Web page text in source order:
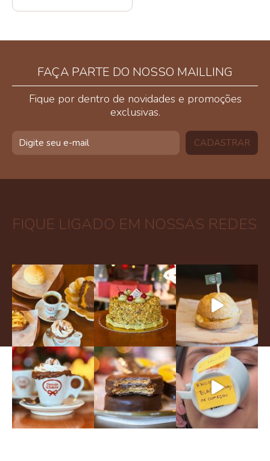
FAÇA PARTE DO NOSSO MAILLING
Fique por dentro de novidades e promoções
exclusivas.
FIQUE LIGADO EM NOSSAS REDES